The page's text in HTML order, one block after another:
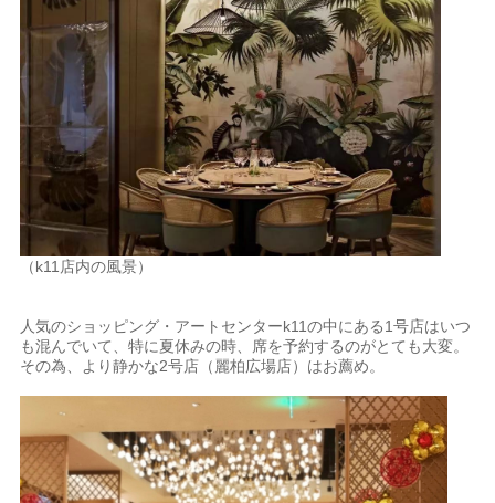
（k11店内の風景）
人気のショッピング・アートセンターk11の中にある1号店はいつ
も混んでいて、特に夏休みの時、席を予約するのがとても大変。
その為、より静かな2号店（麗柏広場店）はお薦め。